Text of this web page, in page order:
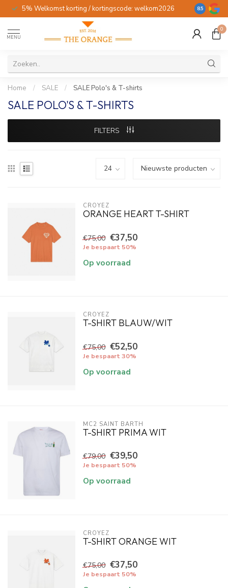
5% Welkomst korting / kortingscode: welkom2026 Gratis
8.5
MENU
0
Home / SALE / SALE Polo's & T-shirts
SALE POLO'S & T-SHIRTS
FILTERS
CROYEZ
ORANGE HEART T-SHIRT
€75,00 €37,50
Je bespaart 50%
Op voorraad
CROYEZ
T-SHIRT BLAUW/WIT
€75,00 €52,50
Je bespaart 30%
Op voorraad
MC2 SAINT BARTH
T-SHIRT PRIMA WIT
€79,00 €39,50
Je bespaart 50%
Op voorraad
CROYEZ
T-SHIRT ORANGE WIT
€75,00 €37,50
Je bespaart 50%